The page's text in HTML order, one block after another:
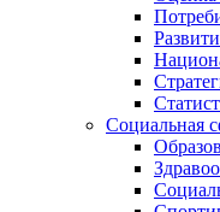
Социальная